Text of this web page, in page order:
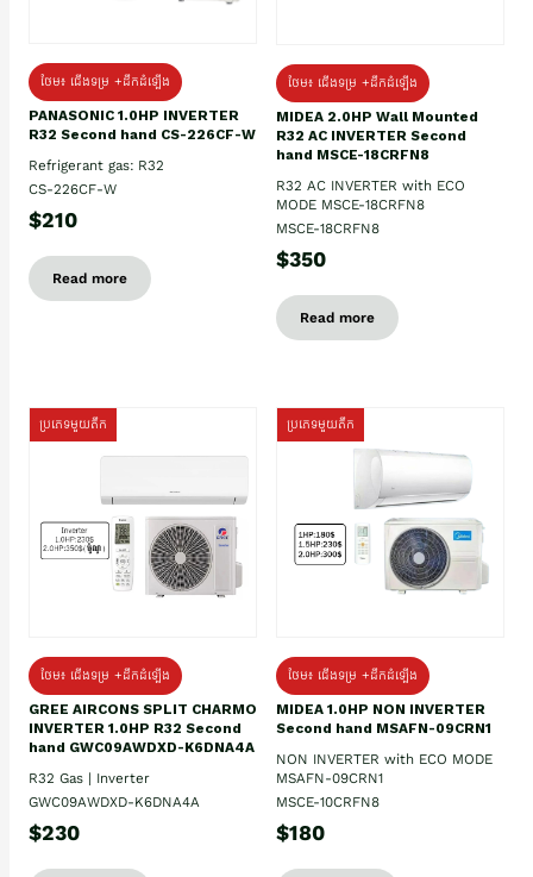
ថែម៖ ជើងទម្រ +ដឹកដំឡើង
PANASONIC 1.0HP INVERTER
R32 Second hand CS-226CF-W
Refrigerant gas: R32
CS-226CF-W
$210
Read more
ថែម៖ ជើងទម្រ +ដឹកដំឡើង
MIDEA 2.0HP Wall Mounted
R32 AC INVERTER Second
hand MSCE-18CRFN8
R32 AC INVERTER with ECO
MODE MSCE-18CRFN8
MSCE-18CRFN8
$350
Read more
ប្រភេទមួយតឹក
ថែម៖ ជើងទម្រ +ដឹកដំឡើង
GREE AIRCONS SPLIT CHARMO
INVERTER 1.0HP R32 Second
hand GWC09AWDXD-K6DNA4A
R32 Gas | Inverter
GWC09AWDXD-K6DNA4A
$230
ប្រភេទមួយតឹក
ថែម៖ ជើងទម្រ +ដឹកដំឡើង
MIDEA 1.0HP NON INVERTER
Second hand MSAFN-09CRN1
NON INVERTER with ECO MODE
MSAFN-09CRN1
MSCE-10CRFN8
$180